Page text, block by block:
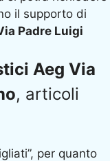
il supporto di
Padre Luigi
Aeg Via
, articoli
per quanto